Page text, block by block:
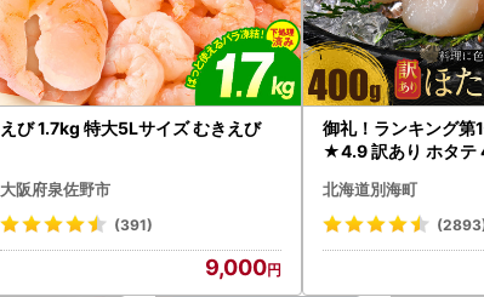
えび 1.7kg 特大5Lサイズ むきえび
大阪府泉佐野市
(391)
9,000
御礼！ランキング第
★4.9 訳あり ホタテ
北海道別海町